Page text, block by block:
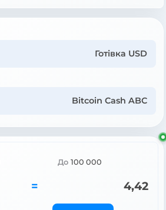
Готівка USD
Bitcoin Cash ABC
До 100 000
= 4,42